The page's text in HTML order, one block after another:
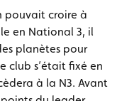
pouvait croire à
en National 3, il
planètes pour
club s’était fixé en
à la N3. Avant